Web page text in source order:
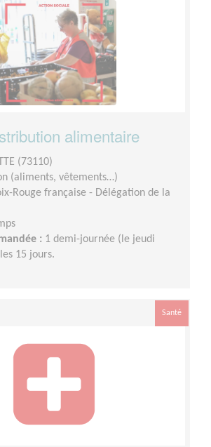
alimentaire
(73110)
(aliments, vêtements…)
Rouge française - Délégation de la
: 1 demi-journée (le jeudi
15 jours.
Santé